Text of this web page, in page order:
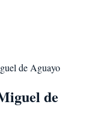
de Aguayo
de